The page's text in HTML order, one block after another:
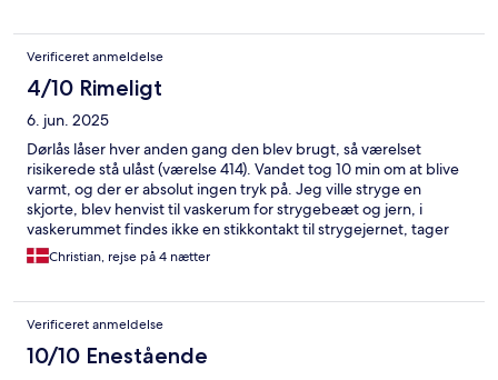
Verificeret anmeldelse
4/10 Rimeligt
6. jun. 2025
Dørlås låser hver anden gang den blev brugt, så værelset
risikerede stå ulåst (værelse 414). Vandet tog 10 min om at blive
varmt, og der er absolut ingen tryk på. Jeg ville stryge en
skjorte, blev henvist til vaskerum for strygebeæt og jern, i
vaskerummet findes ikke en stikkontakt til strygejernet, tager
det med på værelset og konstaterer vandbeholder i
strygejernet hælder vand ud lige så hurtigt som jeg kan hælde
Morgenmaden er en færdigsmurt bolle i receptionen.
Christian, rejse på 4 nætter
Verificeret anmeldelse
10/10 Enestående